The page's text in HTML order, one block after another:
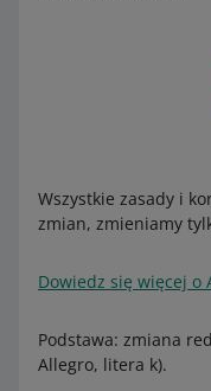
Wszystkie zasady i
zmian, zmieniamy
Dowiedz się więcej o
Podstawa: zmiana
Allegro, litera k).